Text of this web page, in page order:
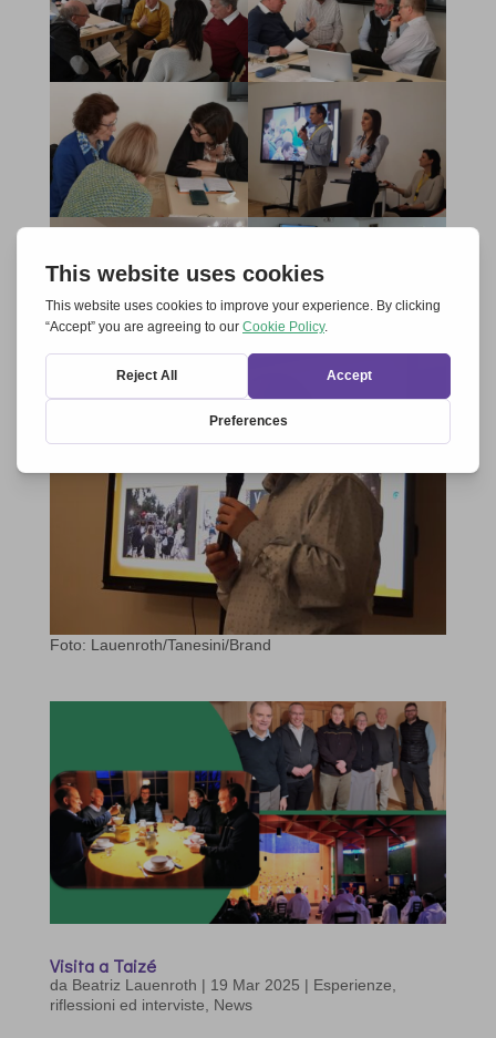
Foto: Lauenroth/Tanesini/Brand
Visita a Taizé
da Beatriz Lauenroth | 19 Mar 2025 | Esperienze,
riflessioni ed interviste, News